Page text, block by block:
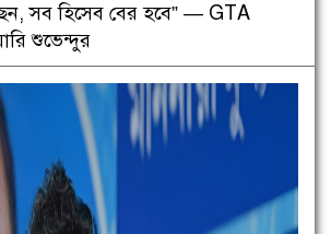
সব হিসেব বের হবে” — GTA
শুভেন্দুর